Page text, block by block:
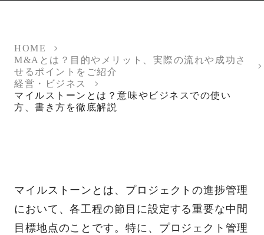
HOME
M&Aとは？目的やメリット、実際の流れや成功さ
せるポイントをご紹介
経営・ビジネス
マイルストーンとは？意味やビジネスでの使い
方、書き方を徹底解説
マイルストーンとは、プロジェクトの進捗管理
において、各工程の節目に設定する重要な中間
目標地点のことです。特に、プロジェクト管理